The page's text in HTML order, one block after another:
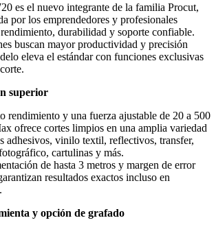
es el nuevo integrante de la familia Procut,
por los emprendedores y profesionales
durabilidad y soporte confiable.
buscan mayor productividad y precisión
eleva el estándar con funciones exclusivas
superior
rendimiento y una fuerza ajustable de 20 a 500
ofrece cortes limpios en una amplia variedad
adhesivos, vinilo textil, reflectivos, transfer,
cartulinas y más.
de hasta 3 metros y margen de error
resultados exactos incluso en
y opción de grafado